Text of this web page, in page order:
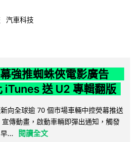
汽車科技
強推蜘蛛俠電影廣告
iTunes 送 U2 專輯翻版
向全球逾 70 個市場車輛中控熒幕推送
宣傳動畫，啟動車輛即彈出通知，觸發
...
閱讀全文